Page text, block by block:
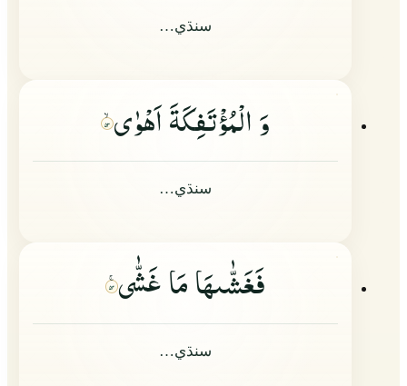
سنڌي…
وَ الْمُؤْتَفِكَةَ اَهْوٰى ۵۳
سنڌي…
فَغَشّٰىهَا مَا غَشّٰى ۵۴
سنڌي…